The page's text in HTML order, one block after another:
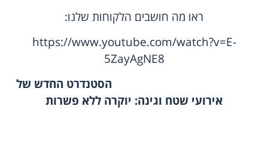
ראו מה חושבים הלקוחות שלנו:
https://www.youtube.com/watch?v=E-
5ZayAgNE8
הסטנדרט החדש של
אירועי שטח וגינה: יוקרה ללא פשרות